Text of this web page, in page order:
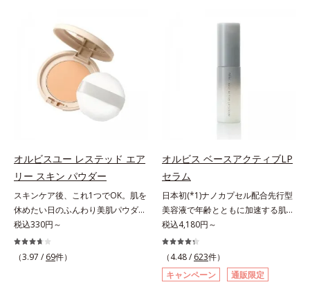
いメイクを落とす際は、乾いた手に
とり、メイクとしっかりなじませて
ください。3.メイクとなじんだら、
水またはぬるま湯でよく洗い流しま
す。4.その後、洗顔料で洗顔してく
ださい。
計で、あなたのエイジングケアを応
シュ除く）*2 オルビス内スキンケ
アシリーズの保湿力*3 年齢に応じ
たお手入れのこと*4 うるおいによ
る*5 乾燥、ハリ・ツヤのなさ
*6 乾燥による*7 保湿成分*8
キス配合＝うるおいを与えハリと透
明感に満ちた肌へ導く保湿成分*9
メマツヨイグサ抽出液、スイカズラ
エキス配合＝角層のすみずみまで水
分・油分を保ち、ハリ・ツヤを与え
る保湿成分*10 気持ちのことアレ
ルギーテスト済＝全ての方にアレル
ギーが起こらないということではあ
りません。
オルビスグループ独自の肌荒れ防止
有効成分として、「DF-パンテノー
ル(*3)」を国内唯一(*4)、高濃度で
配合。角層のバリア機能にアプロー
チして肌荒れを防ぎ、肌不調にゆら
がない肌を叶えます。そして、独自
研究に基づいたアプローチ成分
リ感あふれる肌へと導きます。うる
おいに満ちたゆらがない肌をご体感
いただくために設計された3ステッ
プで、いつも力強く美しくあり続け
るあなたを応援します。*1 肌にう
*2 年齢に応じたお手入れのこと
*3 デクスパンテノールW*4
(*3)をクレンジングに搭載すること
に成功。毛穴よりはるかに小さい超
微粒子とオイルが肌と汚れの間に入
り込み、小さくばらけて肌表面にう
することを防止し、細かい毛穴汚れ
をごっそりするん！角栓溶解オイル
(*4)が詰まりや黒ずみも溶かして、
毛穴の目立ちにくいすべすべ肌に洗
い上げます。大人肌のためのくすみ
(*5)を晴らすアプローチによって圧
巻の洗浄力と保湿力を叶え、毛穴目
立ち(*6)や乾燥によるくすみをケア
し、毎日のメイクが楽しくなる晴れ
オルビスユー レステッド エア
リー スキン パウダー
スキンケア後、これ1つでOK。肌を
休めたい日のふんわり美肌パウダ
ー。ふんわり美肌が叶う、うるおい
パウダーです。3色の光を操るパウ
ダーがツヤと透明感を演出。ソフト
税込330円～
（3.97 / 69件）
オルビス ベースアクティブLP
セラム
日本初(*1)ナノカプセル配合先行型
美容液で年齢とともに加速する肌悩
み(*2)にブレーキを。スキンケアの
打ち止め感に。年齢とともに加速す
る肌悩み(*2)にブレーキをかけ、化
粧水前の土台(*3)づくりで、うるお
いに満ち満ちた内側から弾むような
税込4,180円～
（4.48 / 623件）
キャンペーン
通販限定